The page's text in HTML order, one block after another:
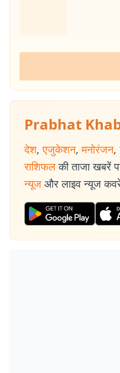
Prabhat
देश, एजुकेशन, मनोरंजन,
राशिफल की ताजा खबरें
न्यूज और लाइव न्यूज